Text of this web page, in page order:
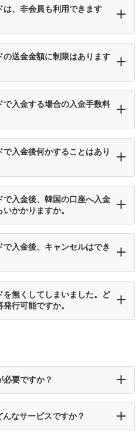
は、非会員も利用できます
の送金金額に制限はあります
で入金する場合の入金手数料
入金後何かすることはあり
で入金後、韓国の口座へ入金
かかりますか。
入金後、キャンセルはでき
を無くしてしまいました。ど
行可能ですか。
要ですか？
なサービスですか？